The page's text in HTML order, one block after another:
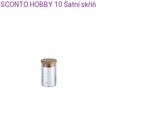
SCONTO HOBBY 10 Šatní skříň